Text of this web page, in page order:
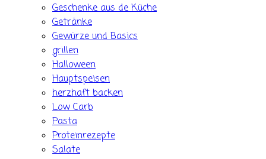
Geschenke aus de Küche
Getränke
Gewürze und Basics
grillen
Halloween
Hauptspeisen
herzhaft backen
Low Carb
Pasta
Proteinrezepte
Salate